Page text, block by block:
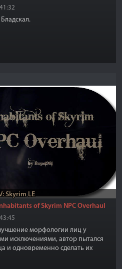
Skyrim LE
of Skyrim NPC Overhaul
морфологии лиц у
исключениями, автор пытался
и одновременно сделать их